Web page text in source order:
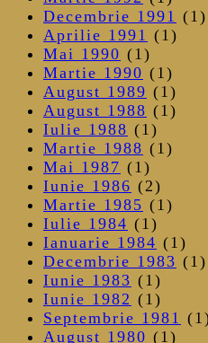
Decembrie 1991 (1)
Aprilie 1991 (1)
Mai 1990 (1)
Martie 1990 (1)
August 1989 (1)
August 1988 (1)
Iulie 1988 (1)
Martie 1988 (1)
Mai 1987 (1)
Iunie 1986 (2)
Martie 1985 (1)
Iulie 1984 (1)
Ianuarie 1984 (1)
Decembrie 1983 (1)
Iunie 1983 (1)
Iunie 1982 (1)
Septembrie 1981
August 1980 (1)